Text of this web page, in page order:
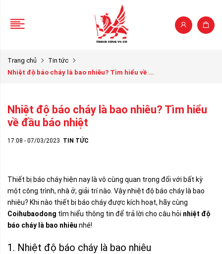
Trang chủ
Tin tức
Nhiệt độ báo cháy là bao nhiêu? Tìm hiểu về ...
Nhiệt độ báo cháy là bao nhiêu? Tìm hiểu
về đầu báo nhiệt
17:08 - 07/03/2023 TIN TỨC
Thiết bị báo cháy hiện nay là vô cùng quan trọng đối với bất kỳ
một công trình, nhà ở, giải trí nào. Vậy nhiệt độ báo cháy là bao
nhiêu? Khi nào thiết bị báo cháy được kích hoạt, hãy cùng
Coihubaodong tìm hiểu thông tin để trả lời cho câu hỏi nhiệt độ
báo cháy là bao nhiêu nhé!
1. Nhiệt độ báo cháy là bao nhiêu